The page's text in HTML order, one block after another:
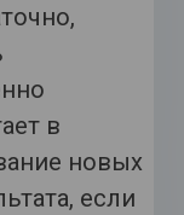
в
новых
если